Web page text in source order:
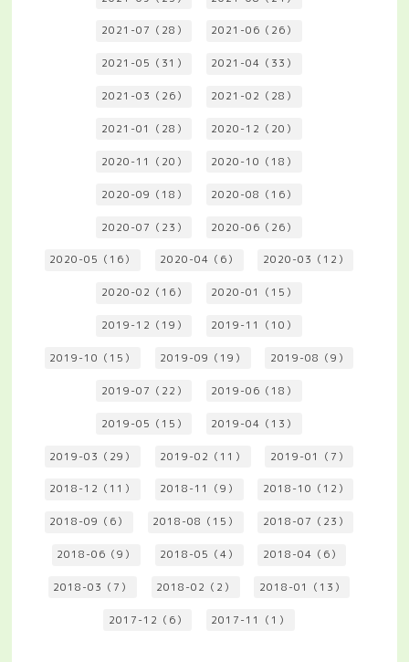
2021-07（28） 2021-06（26）
2021-05（31） 2021-04（33）
2021-03（26） 2021-02（28）
2021-01（28） 2020-12（20）
2020-11（20） 2020-10（18）
2020-09（18） 2020-08（16）
2020-07（23） 2020-06（26）
2020-05（16） 2020-04（6） 2020-03（12）
2020-02（16） 2020-01（15）
2019-12（19） 2019-11（10）
2019-10（15） 2019-09（19） 2019-08（9）
2019-07（22） 2019-06（18）
2019-05（15） 2019-04（13）
2019-03（29） 2019-02（11） 2019-01（7）
2018-12（11） 2018-11（9） 2018-10（12）
2018-09（6） 2018-08（15） 2018-07（23）
2018-06（9） 2018-05（4） 2018-04（6）
2018-03（7） 2018-02（2） 2018-01（13）
2017-12（6） 2017-11（1）